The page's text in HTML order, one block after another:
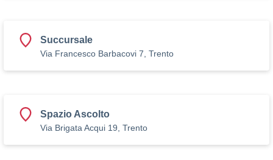
Succursale
Via Francesco Barbacovi 7, Trento
Spazio Ascolto
Via Brigata Acqui 19, Trento